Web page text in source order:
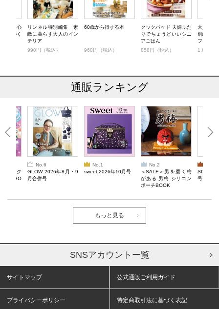
編集 心
金のく
リンネル特別編集 素
敵に暮らす大人のイン
テリア
990円（税込）
60歳から得する本
968円（税込）
クックパッド 夫婦ふた
りでちょうどいいシニ
アごはん
858円（税込）
大人のお
別編集
ファッシ
1,650円
通販ランキング
るスク
ぷにBO
No.6
GLOW 2026年8月・9
月合併号
No.1
sweet 2026年10月号
No.2
＜SALE＞男を磨く梅
がある 男梅 シリコン
ポーチBOOK
号
もっと見る
SNSアカウントー覧
サイトマップ 公式通販ご利用ガイド
プライバシーポリシー 特定商取引法に基づく表記